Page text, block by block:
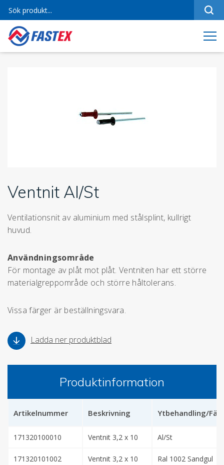
Ventnit Al/St
Ventilationsnit av aluminium med stålsplint, kullrigt
huvud.
Användningsområde
För montage av plåt mot plåt. Ventniten har ett större
materialgreppområde och större håltolerans.
Vissa färger är beställningsvara.
Ladda ner produktblad
Produktinformation
Artikelnummer Beskrivning Ytbehandling/
171320100010 Ventnit 3,2 x 10 Al/St
171320101002 Ventnit 3,2 x 10 Ral 1002 Sandgul
Om oss